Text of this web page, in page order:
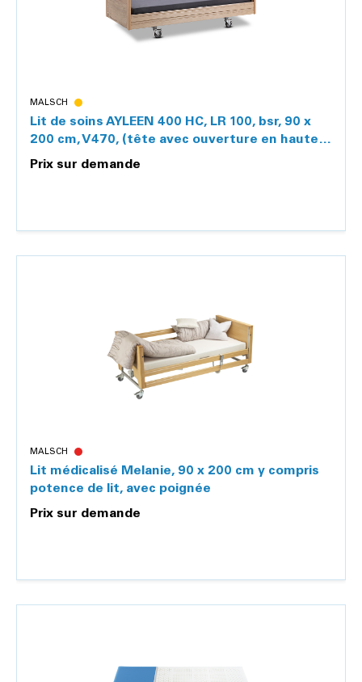
MALSCH
Lit de soins AYLEEN 400 HC, LR 100, bsr, 90 x
200 cm, V470, (tête avec ouverture en hauteur
D1
Prix sur demande
MALSCH
Lit médicalisé Melanie, 90 x 200 cm y compris
potence de lit, avec poignée
Prix sur demande